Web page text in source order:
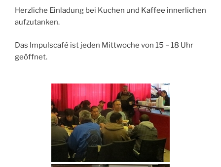
Herzliche Einladung bei Kuchen und Kaffee innerlichen
aufzutanken.
Das Impulscafé ist jeden Mittwoche von 15 – 18 Uhr
geöffnet.